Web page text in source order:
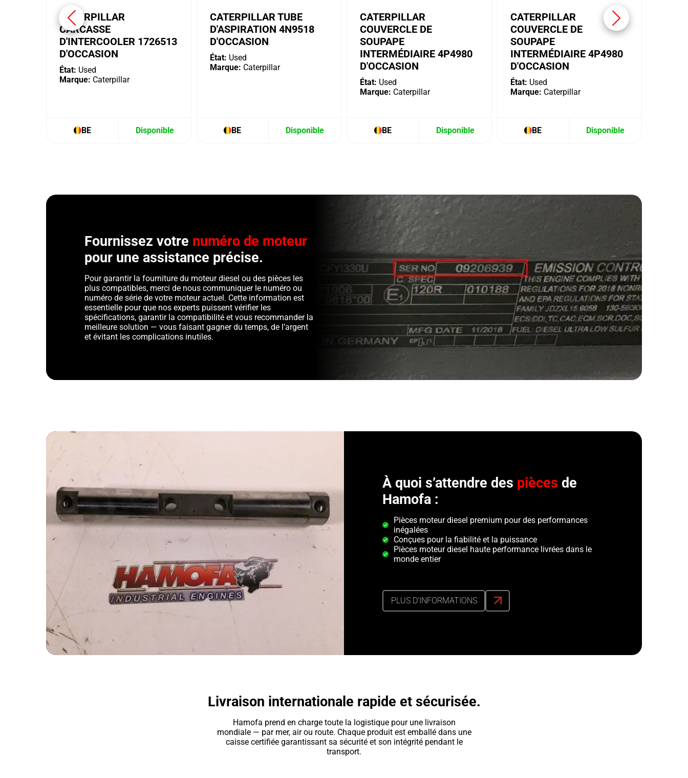
CATERPILLAR
CARCASSE
D'INTERCOOLER 1726513
D'OCCASION
État: Used
Marque: Caterpillar
BE Disponible
CATERPILLAR TUBE
D'ASPIRATION 4N9518
D'OCCASION
État: Used
Marque: Caterpillar
BE Disponible
CATERPILLAR
COUVERCLE DE
SOUPAPE
INTERMÉDIAIRE 4P4980
D'OCCASION
État: Used
Marque: Caterpillar
BE Disponible
CATERPILLAR
COUVERCLE DE
SOUPAPE
INTERMÉDIAIRE 4P4980
D'OCCASION
État: Used
Marque: Caterpillar
BE Disponible
Fournissez votre numéro de moteur
pour une assistance précise.
Pour garantir la fourniture du moteur diesel ou des pièces les
plus compatibles, merci de nous communiquer le numéro ou
numéro de série de votre moteur actuel. Cette information est
essentielle pour que nos experts puissent vérifier les
spécifications, garantir la compatibilité et vous recommander la
meilleure solution — vous faisant gagner du temps, de l’argent
et évitant les complications inutiles.
À quoi s’attendre des pièces de
Hamofa :
Pièces moteur diesel premium pour des performances
inégalées
Conçues pour la fiabilité et la puissance
Pièces moteur diesel haute performance livrées dans le
monde entier
PLUS D’INFORMATIONS
Livraison internationale rapide et sécurisée.
Hamofa prend en charge toute la logistique pour une livraison
mondiale — par mer, air ou route. Chaque produit est emballé dans une
caisse certifiée garantissant sa sécurité et son intégrité pendant le
transport.